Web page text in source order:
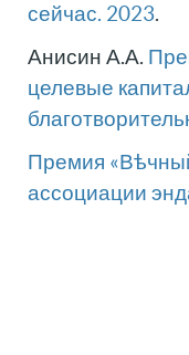
сейчас. 2023.
Анисин А.А.
целевые
Премия
ассоциации